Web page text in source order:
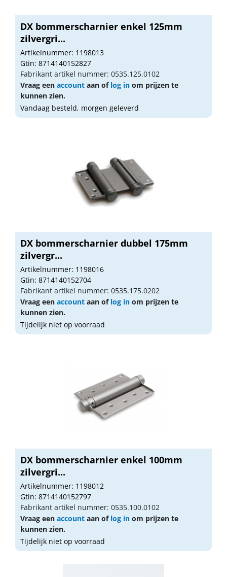
DX bommerscharnier enkel 125mm
zilvergri...
Artikelnummer: 1198013
Gtin: 8714140152827
Fabrikant artikel nummer: 0535.125.0102
Vraag een account aan of log in om prijzen te
kunnen zien.
Vandaag besteld, morgen geleverd
DX bommerscharnier dubbel 175mm
zilvergr...
Artikelnummer: 1198016
Gtin: 8714140152704
Fabrikant artikel nummer: 0535.175.0202
Vraag een account aan of log in om prijzen te
kunnen zien.
Tijdelijk niet op voorraad
DX bommerscharnier enkel 100mm
zilvergri...
Artikelnummer: 1198012
Gtin: 8714140152797
Fabrikant artikel nummer: 0535.100.0102
Vraag een account aan of log in om prijzen te
kunnen zien.
Tijdelijk niet op voorraad